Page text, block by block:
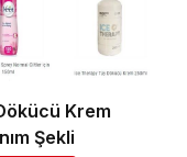
Krem
Şekli